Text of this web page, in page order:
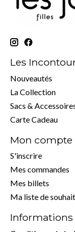
Les
Nouveautés
La Collection
Sacs &
Carte Cadeau
Mon compte
S'inscrire
Mes commandes
Mes billets
Ma liste de
Informations